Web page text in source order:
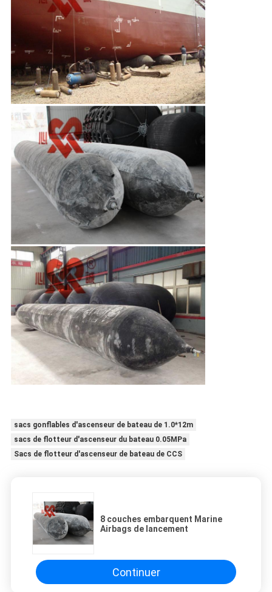
sacs gonflables d'ascenseur de bateau de 1.0*12m
sacs de flotteur d'ascenseur du bateau 0.05MPa
Sacs de flotteur d'ascenseur de bateau de CCS
8 couches embarquent Marine
Airbags de lancement
Continuer